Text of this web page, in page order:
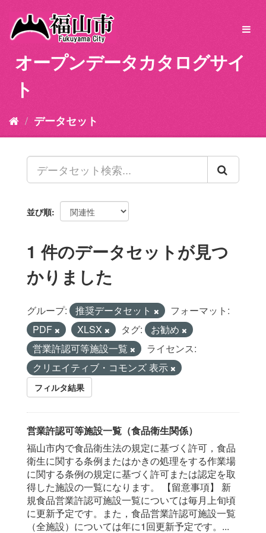
オープンデータカタログサイ
ト
データセット
並び順
1 件のデータセットが見つ
かりました
グループ: 推奨データセット
フォーマット:
PDF
XLSX タグ:
お勧め
営業許認可等施設一覧
ライセンス:
クリエイティブ・コモンズ 表示
フィルタ結果
営業許認可等施設一覧（食品衛生関係）
福山市内で食品衛生法の規定に基づく許可，食品
衛生に関する条例またはかきの処理をする作業場
に関する条例の規定に基づく許可または認定を取
得した施設の一覧になります。 【留意事項】 新
規食品営業許認可施設一覧については毎月上旬頃
に更新予定です。また，食品営業許認可施設一覧
（全施設）については年に1回更新予定です。...